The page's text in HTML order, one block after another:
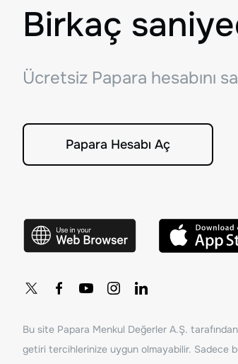
Birkaç
Ücretsiz Papara hesabını
Papara Hesabı Aç
Bu site Papara Menkul Değerler A.Ş.
getiri tercihlerinize uygun olmayabilir. Sadece